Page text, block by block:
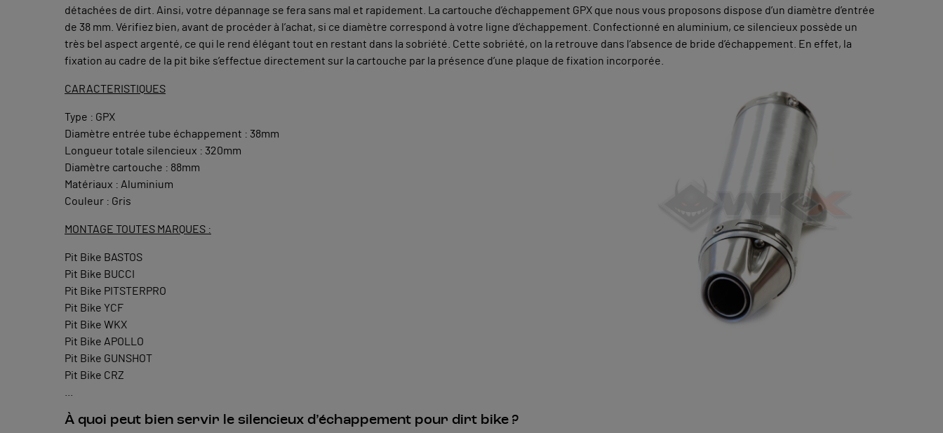
détachées de dirt. Ainsi, votre dépannage se fera sans mal et rapidement. La cartouche d’échappement GPX que nous vous proposons dispose d’un diamètre d’entrée
de 38 mm. Vérifiez bien, avant de procéder à l’achat, si ce diamètre correspond à votre ligne d’échappement. Confectionné en aluminium, ce silencieux possède un
très bel aspect argenté, ce qui le rend élégant tout en restant dans la sobriété. Cette sobriété, on la retrouve dans l’absence de bride d’échappement. En effet, la
fixation au cadre de la pit bike s’effectue directement sur la cartouche par la présence d’une plaque de fixation incorporée.
CARACTERISTIQUES
Type : GPX
Diamètre entrée tube échappement : 38mm
Longueur totale silencieux : 320mm
Diamètre cartouche : 88mm
Matériaux : Aluminium
Couleur : Gris
MONTAGE TOUTES MARQUES :
Pit Bike BASTOS
Pit Bike BUCCI
Pit Bike PITSTERPRO
Pit Bike YCF
Pit Bike WKX
Pit Bike APOLLO
Pit Bike GUNSHOT
Pit Bike CRZ
À quoi peut bien servir le silencieux d’échappement pour dirt bike ?